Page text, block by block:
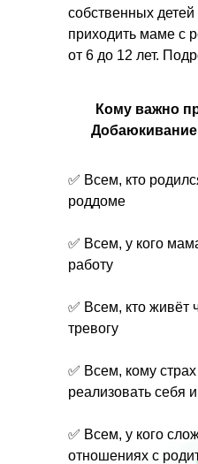
собственных детей
приходить маме с
от 6 до 12 лет.
✅ Всем, кто
роддоме
✅ Всем, у кого
работу
✅ Всем, кто живёт
тревогу
✅ Всем, кому
реализовать себя
✅ Всем, у кого
отношениях с
Кому важно